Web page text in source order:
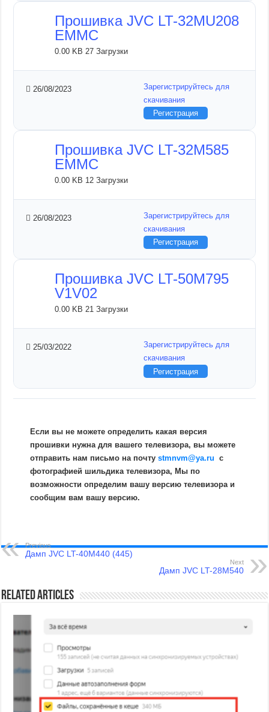
Прошивка JVC LT-32MU208
EMMC
0.00 KB 27 Загрузки
26/08/2023
Зарегистрируйтесь для
скачивания
Регистрация
Прошивка JVC LT-32M585
EMMC
0.00 KB 12 Загрузки
26/08/2023
Зарегистрируйтесь для
скачивания
Регистрация
Прошивка JVC LT-50M795
V1V02
0.00 KB21 Загрузки
25/03/2022
Зарегистрируйтесь для
скачивания
Регистрация
Если вы не можете определить какая версия
прошивки нужна для вашего телевизора, вы можете
отправить нам письмо на почтуstmnvm@ya.ru c
фотографией шильдика телевизора, Мы по
возможности определим вашу версию телевизора и
сообщим вам вашу версию.
Previous
Дамп JVC LT-40M440 (445)
Next
Дамп JVC LT-28M540
Related Articles